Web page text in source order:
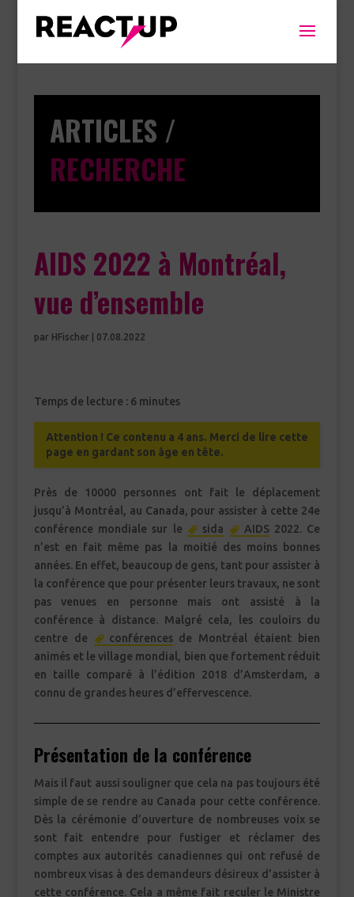
ARTICLES /
RECHERCHE
AIDS 2022 à Montréal,
vue d’ensemble
par HFischer 07.08.2022
Temps de lecture : 6 minutes
Attention ! Ce contenu a 4 ans. Merci de lire cette
page en gardant son âge en tête.
Près de 10000 personnes ont fait le déplacement
jusqu’à Montréal, au Canada, pour assister à cette 24e
conférence mondiale sur le
sida AIDS2022. Ce
n’est en fait même pas la moitié des moins bonnes
années. En effet, beaucoup de gens, tant pour assister à
la conférence que pour présenter leurs travaux, ne sont
pas venues en personne mais ont assisté à la
conférence à distance. Malgré cela, les couloirs du
centre de
conférencesde Montréal étaient bien
animés et le village mondial, bien que fortement réduit
en taille comparé à l’édition 2018 d’Amsterdam, a
connu de grandes heures d’effervescence.
Présentation de la conférence
Mais il faut aussi souligner que cela na pas toujours été
simple de se rendre au Canada pour cette conférence.
Dès la cérémonie d’ouverture de nombreuses voix se
sont fait entendre pour fustiger et réclamer des
comptes aux autorités canadiennes qui ont refusé de
nombreux visas à des demandeurs désireux d’assister à
cette conférence. Cela a même fait reculer le Ministre